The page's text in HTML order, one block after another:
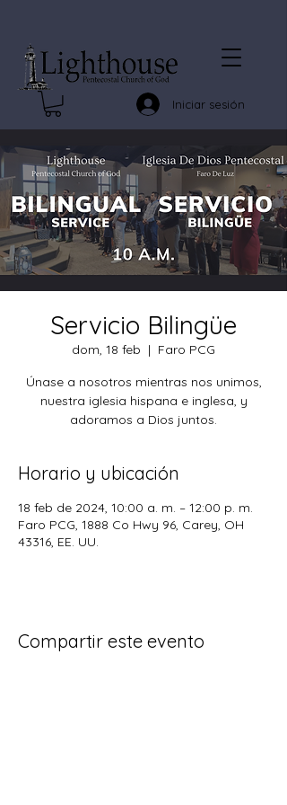
Iniciar sesión
Servicio Bilingüe
dom, 18 feb
  |
Faro PCG
Únase a nosotros mientras nos unimos,
nuestra iglesia hispana e inglesa, y
adoramos a Dios juntos.
Horario y ubicación
18 feb de 2024, 10:00 a. m. – 12:00 p. m.
Faro PCG, 1888 Co Hwy 96, Carey, OH
43316, EE. UU.
Compartir este evento